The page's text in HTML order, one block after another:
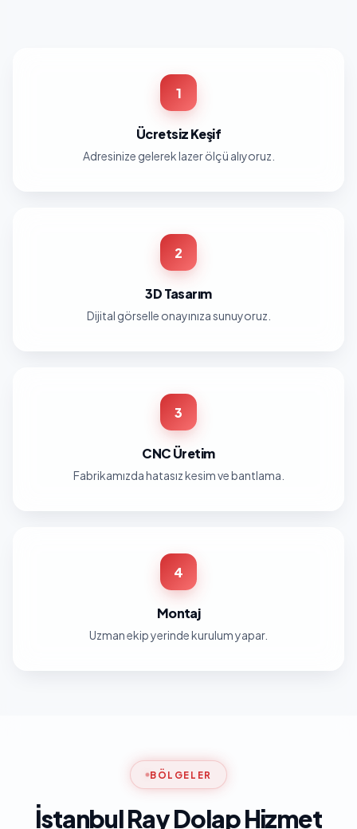
1
Ücretsiz Keşif
Adresinize gelerek lazer ölçü alıyoruz.
2
3D Tasarım
Dijital görselle onayınıza sunuyoruz.
3
CNC Üretim
Fabrikamızda hatasız kesim ve bantlama.
4
Montaj
Uzman ekip yerinde kurulum yapar.
BÖLGELER
İstanbul Ray Dolap Hizmet